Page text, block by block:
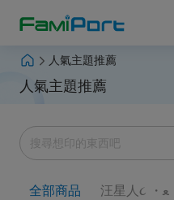
人氣主題推薦
人氣主題推薦
全部商品